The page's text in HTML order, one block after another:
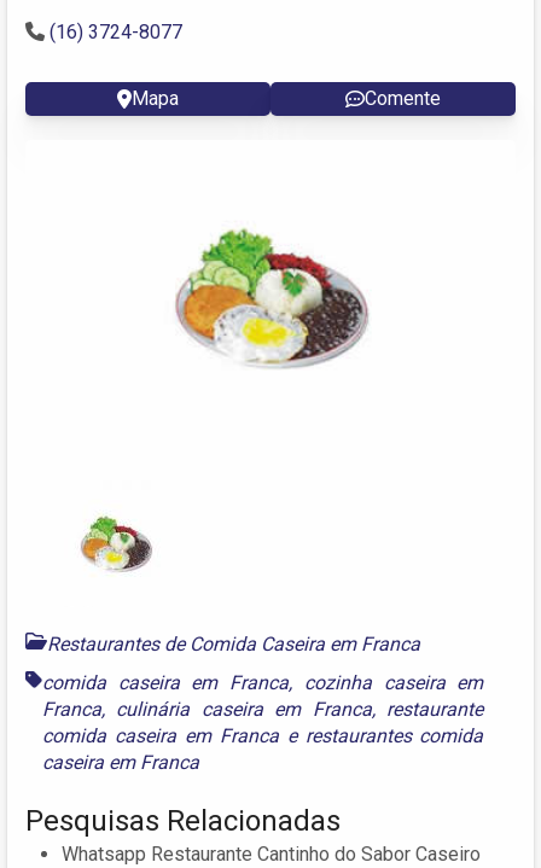
(16) 3724-8077
Mapa Comente
Restaurantes de Comida Caseira em Franca
comida caseira em Franca, cozinha caseira em
Franca, culinária caseira em Franca, restaurante
comida caseira em Francae restaurantes comida
caseira em Franca
Pesquisas Relacionadas
Whatsapp Restaurante Cantinho do Sabor Caseiro